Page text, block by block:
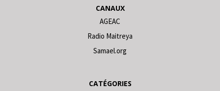
CANAUX
AGEAC
Radio Maitreya
Samael.org
CATÉGORIES